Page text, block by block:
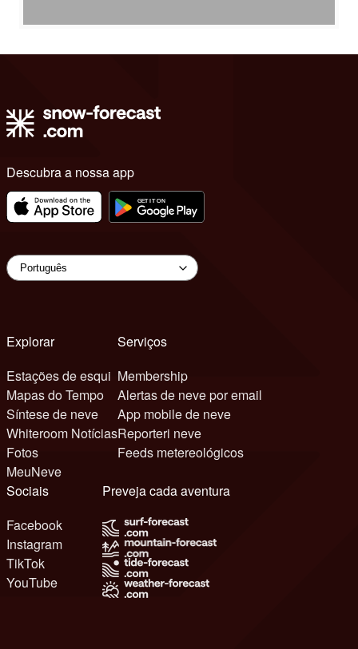
Descubra a nossa app
Explorar
Estações de esqui
Mapas do Tempo
Síntese de neve
Whiteroom Notícias
Fotos
MeuNeve
Serviços
Membership
Alertas de neve por email
App mobile de neve
Reporteri neve
Feeds metereológicos
Sociais
Facebook
Instagram
TikTok
YouTube
Preveja cada aventura